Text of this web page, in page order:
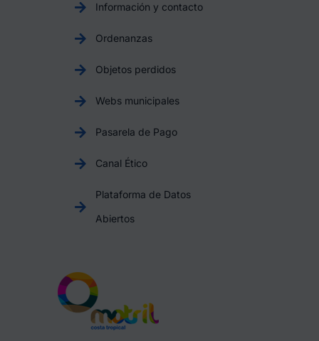
Información y contacto
Ordenanzas
Objetos perdidos
Webs municipales
Pasarela de Pago
Canal Ético
Plataforma de Datos
Abiertos